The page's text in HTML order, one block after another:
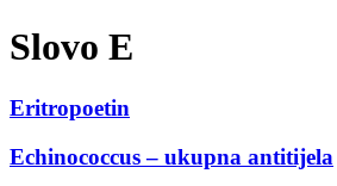
Slovo E
Eritropoetin
Echinococcus – ukupna antitijela